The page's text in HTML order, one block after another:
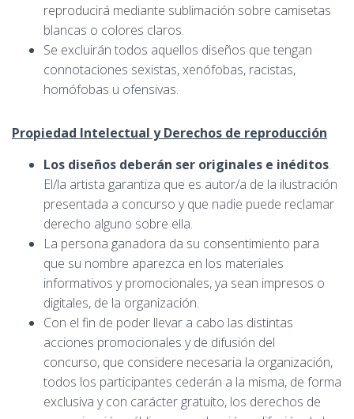
reproducirá mediante sublimación sobre camisetas
blancas o colores claros.
Se excluirán todos aquellos diseños que tengan
connotaciones sexistas, xenófobas, racistas,
homófobas u ofensivas.
Propiedad Intelectual y Derechos de reproducción
Los diseños deberán ser originales e inéditos.
El/la artista garantiza que es autor/a de la ilustración
presentada a concurso y que nadie puede reclamar
derecho alguno sobre ella.
La persona ganadora da su consentimiento para
que su nombre aparezca en los materiales
informativos y promocionales, ya sean impresos o
digitales, de la organización.
Con el fin de poder llevar a cabo las distintas
acciones promocionales y de difusión del
concurso, que considere necesaria la organización,
todos los participantes cederán a la misma, de forma
exclusiva y con carácter gratuito, los derechos de